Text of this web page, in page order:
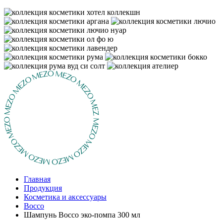
Главная
Продукция
Косметика и аксессуары
Bocco
Шампунь Bocco эко-помпа 300 мл